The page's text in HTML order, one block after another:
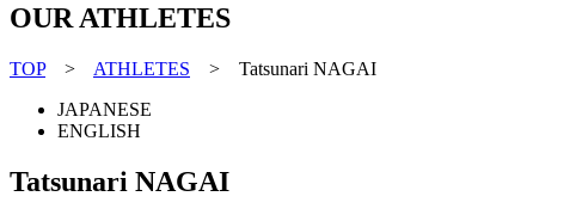
OUR ATHLETES
TOP> ATHLETES > Tatsunari NAGAI
JAPANESE
ENGLISH
Tatsunari NAGAI